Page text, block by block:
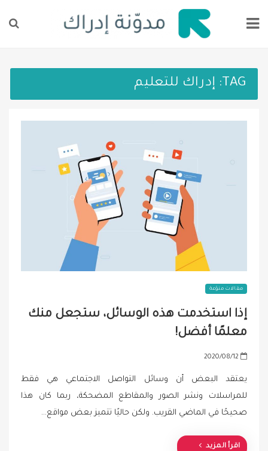
TAG: إدراك للتعليم
مقالات منوّعة
إذا استخدمت هذه الوسائل، ستجعل منك
معلمًا أفضل!
P
t
e
o
2020/08/12
يعتقد البعض أن وسائل التواصل الاجتماعي هي فقط
للمراسلات ونشر الصور والمقاطع المضحكة، ربما كان هذا
صحيحًا في الماضي القريب. ولكن حاليًا تتميز بعض مواقع…
اقرأ المزيد